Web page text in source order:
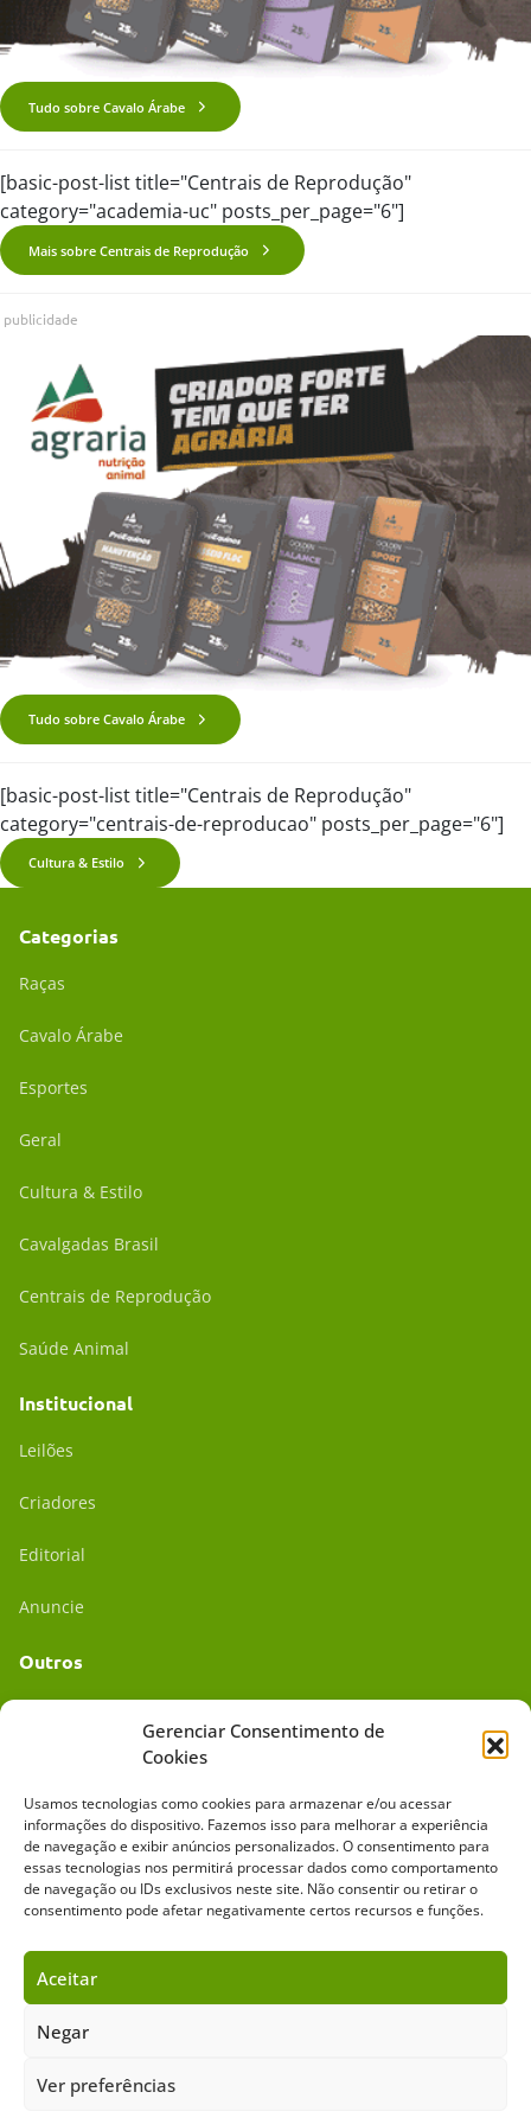
Gerenciar Consentimento de
Cookies
Usamos tecnologias como cookies para armazenar e/ou acessar
informações do dispositivo. Fazemos isso para melhorar a experiência
de navegação e exibir anúncios personalizados. O consentimento para
essas tecnologias nos permitirá processar dados como comportamento
de navegação ou IDs exclusivos neste site. Não consentir ou retirar o
consentimento pode afetar negativamente certos recursos e funções.
Aceitar
Negar
Ver preferências
Tudo sobre Cavalo Árabe
[basic-post-list title="Centrais de Reprodução"
category="academia-uc" posts_per_page="6"]
Mais sobre Centrais de Reprodução
publicidade
Tudo sobre Cavalo Árabe
[basic-post-list title="Centrais de Reprodução"
category="centrais-de-reproducao" posts_per_page="6"]
Cultura & Estilo
Categorias
Raças
Cavalo Árabe
Esportes
Geral
Cultura & Estilo
Cavalgadas Brasil
Centrais de Reprodução
Saúde Animal
Institucional
Leilões
Criadores
Editorial
Anuncie
Outros
Mídia Kit
Sobre o Cavalus Leilões Anuncie
Copyright ©️ 2026 • Grupo Cavalus de Comunicação. Todos os direitos